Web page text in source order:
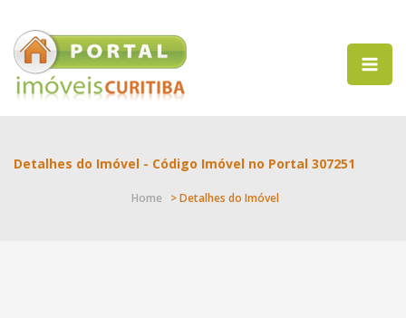
Detalhes do Imóvel - Código Imóvel no Portal 307251
Home > Detalhes do Imóvel